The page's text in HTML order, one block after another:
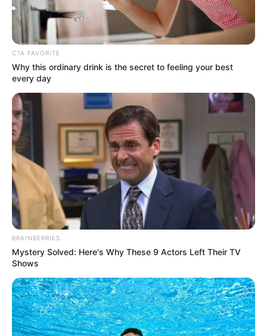
Nueva moneda circula en
el país: le alcanza para
tres pasajes de Transmi y
TEMAS DESTACADOS
EMERGENCIAS POR LLUVIAS
FUERTES LLUVIAS
VIA AL LLANO
LIGA BETPLAY
METRO DE MEDELLÍN
CORTES DE LUZ
CORTES DE AGUA
FENÓMENO DEL NIÑO
CTA FAVORITE
Why this ordinary drink is the secret to feeling your best
every day
BRAINBERRIES
Mystery Solved: Here's Why These 9 Actors Left Their TV
Shows